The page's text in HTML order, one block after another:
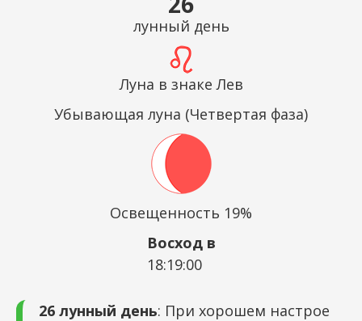
лунный день
Луна в знаке Лев
Убывающая луна (Четвертая фаза)
Освещенность 19%
Восход в
18:19:00
26 лунный день: При хорошем настрое